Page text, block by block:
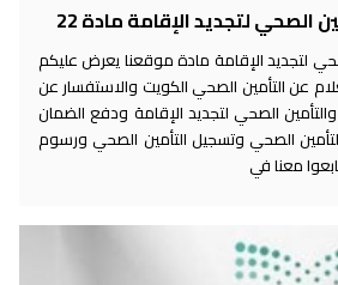
الصحي لتجديد الإقامة مادة 22
لتجديد الإقامة مادة موقعنا يعرض عليكم
عن التأمين الصحي الكويت والاستفسار عن
الصحي لتجديد الإقامة ودفع الضمان
الصحي وتسجيل التأمين الصحي ورسوم
معنا في